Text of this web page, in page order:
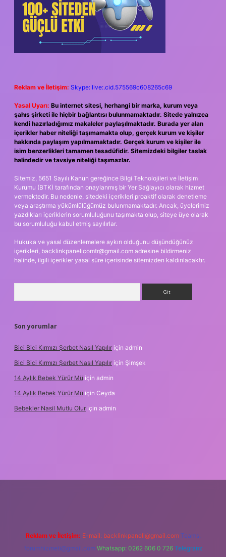
Reklam ve İletişim: Skype: live:.cid.575569c608265c69
Yasal Uyarı: Bu internet sitesi, herhangi bir marka, kurum veya
şahıs şirketi ile hiçbir bağlantısı bulunmamaktadır. Sitede yalnızca
kendi hazırladığımız makaleler paylaşılmaktadır. Burada yer alan
içerikler haber niteliği taşımamakta olup, gerçek kurum ve kişiler
hakkında paylaşım yapılmamaktadır. Gerçek kurum ve kişiler ile
isim benzerlikleri tamamen tesadüfidir. Sitemizdeki bilgiler taslak
halindedir ve tavsiye niteliği taşımazlar.
Sitemiz, 5651 Sayılı Kanun gereğince Bilgi Teknolojileri ve İletişim
Kurumu (BTK) tarafından onaylanmış bir Yer Sağlayıcı olarak hizmet
vermektedir. Bu nedenle, sitedeki içerikleri proaktif olarak denetleme
veya araştırma yükümlülüğümüz bulunmamaktadır. Ancak, üyelerimiz
yazdıkları içeriklerin sorumluluğunu taşımakta olup, siteye üye olarak
bu sorumluluğu kabul etmiş sayılırlar.
Hukuka ve yasal düzenlemelere aykırı olduğunu düşündüğünüz
içerikleri, backlinkpanelicomtr@gmail.com adresine bildirmeniz
halinde, ilgili içerikler yasal süre içerisinde sitemizden kaldırılacaktır.
Son yorumlar
Bici Bici Kırmızı Şerbet Nasıl Yapılır için admin
Bici Bici Kırmızı Şerbet Nasıl Yapılır için Şimşek
14 Aylık Bebek Yürür Mü için admin
14 Aylık Bebek Yürür Mü için Ceyda
Bebekler Nasil Mutlu Olur için admin
Reklam ve İletişim: E-mail: backlinkpaneli@gmail.com Teams:
forumhizmeti@gmail.com Whatsapp: 0262 606 0 726 Telegram: